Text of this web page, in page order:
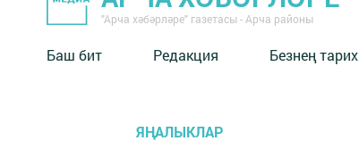
"Арча хәбәрләре" газетасы - Арча районы
Баш бит Редакция Безнең тарих
ЯҢАЛЫКЛАР